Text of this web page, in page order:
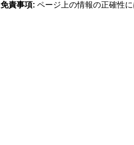
免責事項: ページ上の情報の正確性